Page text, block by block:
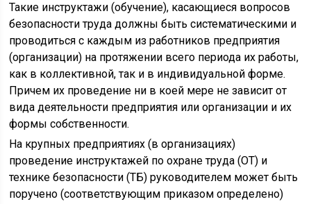
Такие инструктажи (обучение), касающиеся вопросов
безопасности труда должны быть систематическими и
проводиться с каждым из работников предприятия
(организации) на протяжении всего периода их работы,
как в коллективной, так и в индивидуальной форме.
Причем их проведение ни в коей мере не зависит от
вида деятельности предприятия или организации и их
формы собственности.
На крупных предприятиях (в организациях)
проведение инструктажей по охране труда (ОТ) и
технике безопасности (ТБ) руководителем может быть
поручено (соответствующим приказом определено)